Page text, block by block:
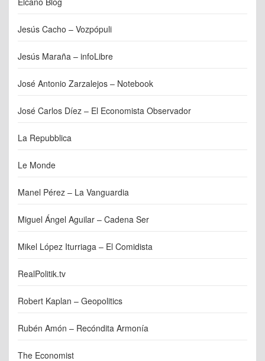
Jesús Cacho – Vozpópuli
Jesús Maraña – infoLibre
José Antonio Zarzalejos – Notebook
José Carlos Díez – El Economista Observador
La Repubblica
Le Monde
Manel Pérez – La Vanguardia
Miguel Ángel Aguilar – Cadena Ser
Mikel López Iturriaga – El Comidista
RealPolitik.tv
Robert Kaplan – Geopolitics
Rubén Amón – Recóndita Armonía
The Economist